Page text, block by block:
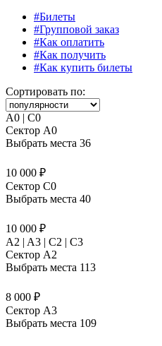
#Билеты
#Групповой заказ
#Как оплатить
#Как получить
#Как купить билеты
Сортировать по:
A0 | C0
Сектор A0
Выбрать места 36
10 000 ₽
Сектор C0
Выбрать места 40
10 000 ₽
A2 | A3 | C2 | C3
Сектор A2
Выбрать места 113
8 000 ₽
Сектор A3
Выбрать места 109